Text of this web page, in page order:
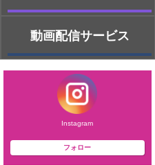
動画配信サービス
Instagram
フォロー